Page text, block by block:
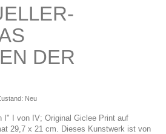
DER
Neu
I" I von IV; Original Giclee Print auf
29,7 x 21 cm. Dieses Kunstwerk ist von